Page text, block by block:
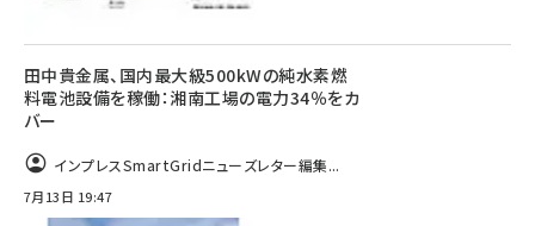
田中貴金属、国内最大級500kWの純水素燃
料電池設備を稼働：湘南工場の電力34％をカ
バー
インプレスSmartGridニューズレター編集...
7月13日 19:47